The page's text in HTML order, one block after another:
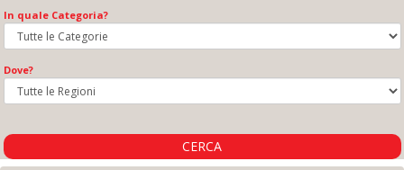
In quale Categoria?
Dove?
CERCA